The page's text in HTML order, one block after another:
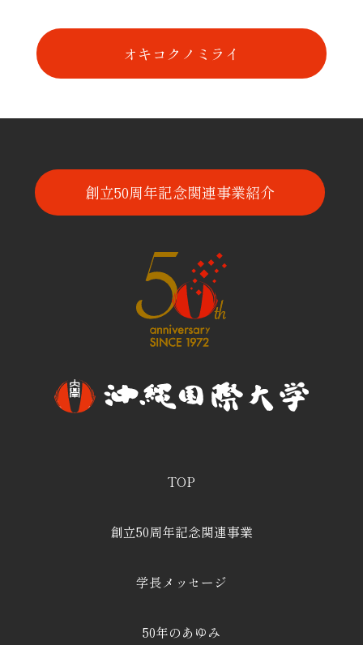
オキコクノミライ
創立50周年記念関連事業紹介
TOP
創立50周年記念関連事業
学長メッセージ
50年のあゆみ